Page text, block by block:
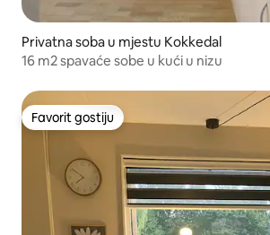
Privatna soba u mjestu Kokkedal
16 m2 spavaće sobe u kući u nizu
Favorit gostiju
Favorit gostiju